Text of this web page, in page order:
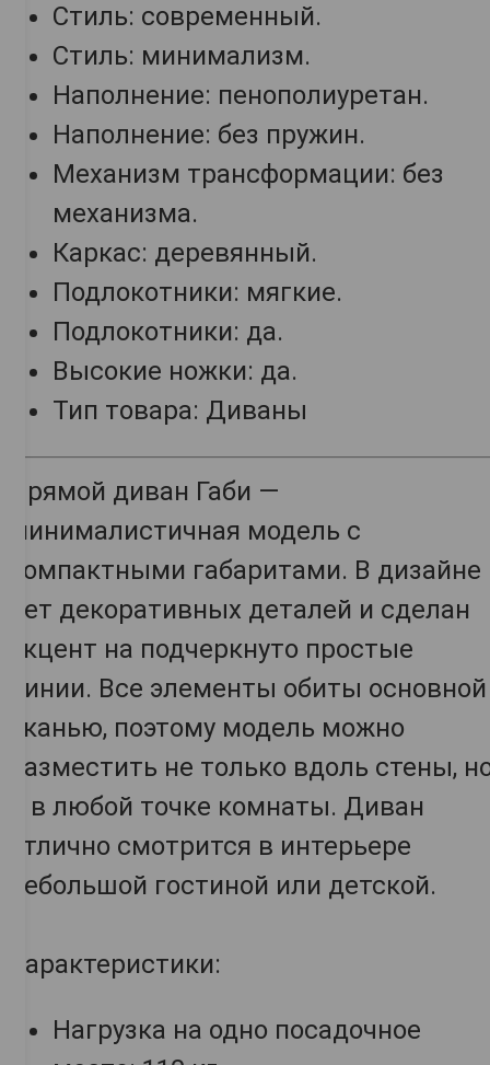
Стиль: современный.
Стиль: минимализм.
Наполнение: пенополиуретан.
Наполнение: без пружин.
Механизм трансформации: без
механизма.
Каркас: деревянный.
Подлокотники: мягкие.
Подлокотники: да.
Высокие ножки: да.
Тип товара: Диваны
Прямой диван Габи —
минималистичная модель с
компактными габаритами. В дизайне
нет декоративных деталей и сделан
акцент на подчеркнуто простые
линии. Все элементы обиты основной
тканью, поэтому модель можно
разместить не только вдоль стены,
и в любой точке комнаты. Диван
отлично смотрится в интерьере
небольшой гостиной или детской.
Характеристики:
Нагрузка на одно посадочное